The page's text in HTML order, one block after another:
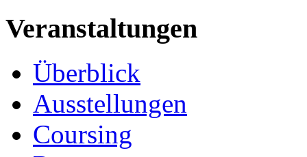
Veranstaltungen
Überblick
Ausstellungen
Coursing